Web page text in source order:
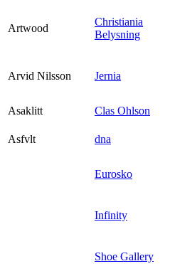
Artwood
Christiania
Belysning
Arvid Nilsson Jernia
Asaklitt
Clas Ohlson
Asfvlt
dna
Eurosko
Infinity
Shoe Gallery